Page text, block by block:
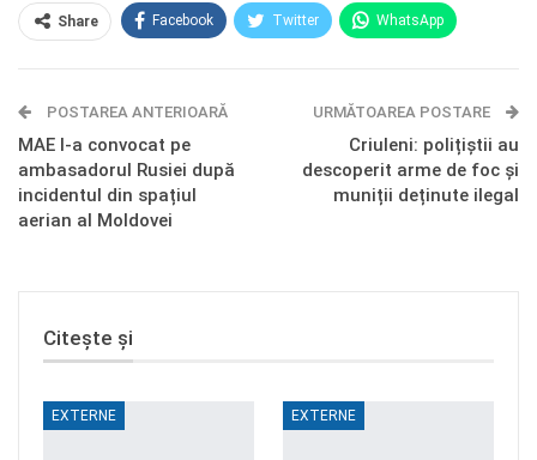
Share Facebook Twitter WhatsApp
Telegram OK.ru
POSTAREA ANTERIOARĂ
MAE l-a convocat pe
ambasadorul Rusiei după
incidentul din spațiul
aerian al Moldovei
URMĂTOAREA POSTARE
Criuleni: polițiștii au
descoperit arme de foc și
muniții deținute ilegal
Citește și
EXTERNE EXTERNE